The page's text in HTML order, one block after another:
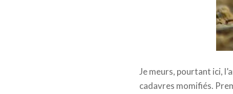
Je meurs, pourtant ici,
cadavres momifiés.